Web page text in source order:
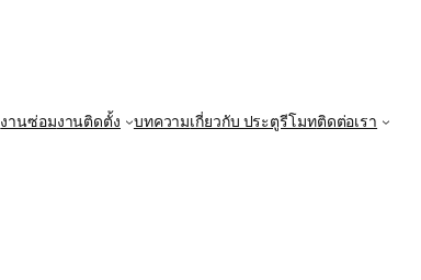
งานซ่อมงานติดตั้ง บทความเกี่ยวกับ ประตูรีโมทติดต่อเรา